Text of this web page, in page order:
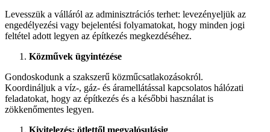
Levesszük a válláról az adminisztrációs terhet: levezényeljük az
engedélyezési vagy bejelentési folyamatokat, hogy minden jogi
feltétel adott legyen az építkezés megkezdéséhez.
Közművek ügyintézése
Gondoskodunk a szakszerű közműcsatlakozásokról.
Koordináljuk a víz-, gáz- és áramellátással kapcsolatos hálózati
feladatokat, hogy az építkezés és a későbbi használat is
zökkenőmentes legyen.